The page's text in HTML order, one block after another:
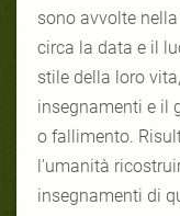
sono avvolte
circa la data e il
stile della loro
insegnamenti e il
o fallimento.
l'umanità
insegnamenti di